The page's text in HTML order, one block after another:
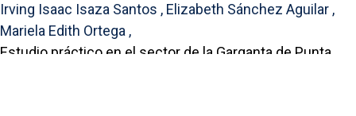
Irving Isaac Isaza Santos , Elizabeth Sánchez Aguilar ,
Mariela Edith Ortega ,
Estudio práctico en el sector de la Garganta de Punta